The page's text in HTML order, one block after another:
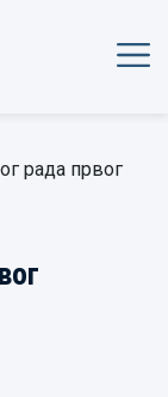
рада првог